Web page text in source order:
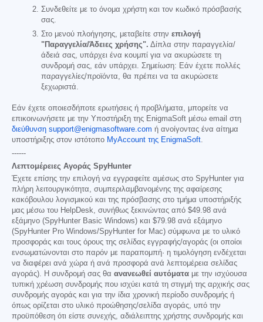
Συνδεθείτε με το όνομα χρήστη και τον κωδικό πρόσβασής
σας.
Στο μενού πλοήγησης, μεταβείτε στην επιλογή
"Παραγγελία/Άδειες χρήσης". Δίπλα στην παραγγελία/
άδειά σας, υπάρχει ένα κουμπί για να ακυρώσετε τη
συνδρομή σας, εάν υπάρχει. Σημείωση: Εάν έχετε πολλές
παραγγελίες/προϊόντα, θα πρέπει να τα ακυρώσετε
ξεχωριστά.
Εάν έχετε οποιεσδήποτε ερωτήσεις ή προβλήματα, μπορείτε να
επικοινωνήσετε με την Υποστήριξη της EnigmaSoft μέσω email στη
διεύθυνση support@enigmasoftware.com ή ανοίγοντας ένα αίτημα
υποστήριξης στον ιστότοπο MyAccount της EnigmaSoft.
------
Λεπτομέρειες Αγοράς SpyHunter
Έχετε επίσης την επιλογή να εγγραφείτε αμέσως στο SpyHunter για
πλήρη λειτουργικότητα, συμπεριλαμβανομένης της αφαίρεσης
κακόβουλου λογισμικού και της πρόσβασης στο τμήμα υποστήριξής
μας μέσω του HelpDesk, συνήθως ξεκινώντας από $49.98 ανά
εξάμηνο (SpyHunter Basic Windows) και $79.98 ανά εξάμηνο
(SpyHunter Pro Windows/SpyHunter for Mac) σύμφωνα με το υλικό
προσφοράς και τους όρους της σελίδας εγγραφής/αγοράς (οι οποίοι
ενσωματώνονται στο παρόν με παραπομπή· η τιμολόγηση ενδέχεται
να διαφέρει ανά χώρα ή ανά προσφορά ανά λεπτομέρεια σελίδας
αγοράς). Η συνδρομή σας θα ανανεωθεί αυτόματα με την ισχύουσα
τυπική χρέωση συνδρομής που ισχύει κατά τη στιγμή της αρχικής σας
συνδρομής αγοράς και για την ίδια χρονική περίοδο συνδρομής ή
όπως ορίζεται στο υλικό προώθησης/σελίδα αγοράς, υπό την
προϋπόθεση ότι είστε συνεχής, αδιάλειπτης χρήστης συνδρομής και